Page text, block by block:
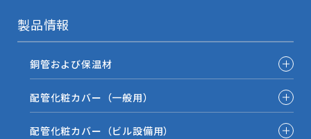
製品情報
銅管および保温材
配管化粧カバー（一般用）
配管化粧カバー（ビル設備用）